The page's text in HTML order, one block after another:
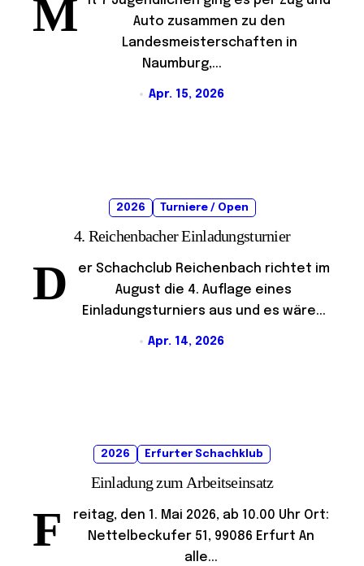
M
Auto zusammen zu den
Landesmeisterschaften in
Naumburg,...
Apr. 15, 2026
2026 Turniere / Open
4. Reichenbacher Einladungsturnier
D
er Schachclub Reichenbach richtet im
August die 4. Auflage eines
Einladungsturniers aus und es wäre...
Apr. 14, 2026
2026 Erfurter Schachklub
Einladung zum Arbeitseinsatz
F
reitag, den 1. Mai 2026, ab 10.00 Uhr Ort:
Nettelbeckufer 51, 99086 Erfurt An
alle...